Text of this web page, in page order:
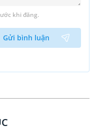
khi đăng.
Gửi bình luận